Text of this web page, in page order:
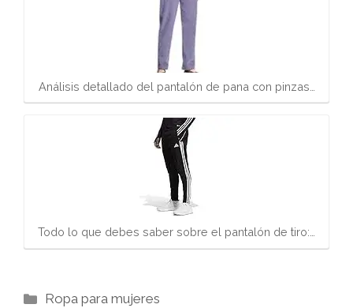
Análisis detallado del pantalón de pana con pinzas…
Todo lo que debes saber sobre el pantalón de tiro:…
Categorías
Ropa para mujeres